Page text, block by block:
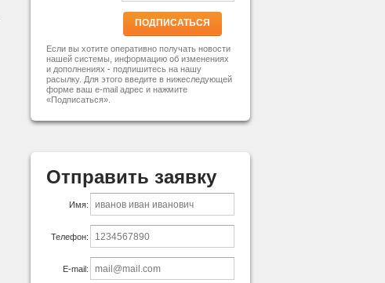
ПОДПИСАТЬСЯ
Если вы хотите оперативно получать новости
нашей системы, информацию об изменениях
и дополнениях - подпишитесь на нашу
расылку. Для этого введите в нижеследующей
форме ваш e-mail адрес и нажмите
«Подписаться».
Отправить заявку
Имя:
Телефон:
E-mail: